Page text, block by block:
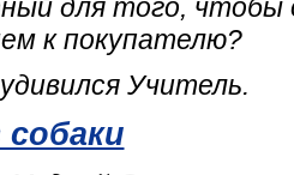
для того, чтобы
к покупателю?
Учитель.